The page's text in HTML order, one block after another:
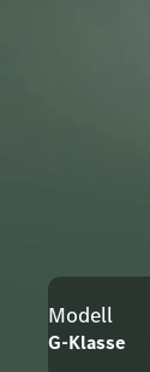
Modell
G-Klasse